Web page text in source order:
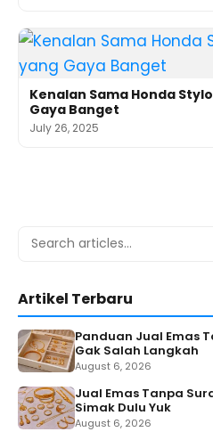
Kenalan Sama Honda
Gaya Banget
July 26, 2025
Search
Artikel Terbaru
Panduan Jual Emas
Gak Salah Langkah
August 6, 2026
Jual Emas Tanpa
Simak Dulu Yuk
August 6, 2026